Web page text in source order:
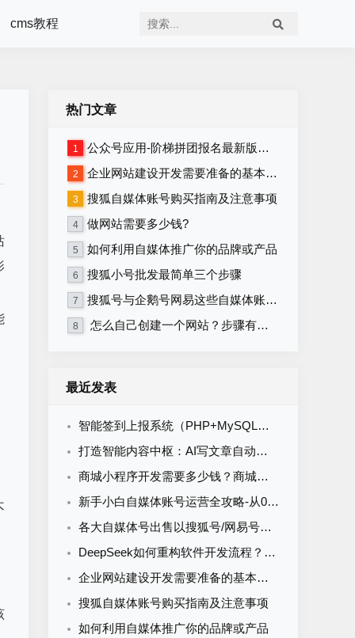
cms教程
热门文章
1 公众号应用-阶梯拼团报名最新版本源码程序
2 企业网站建设开发需要准备的基本资料
3 搜狐自媒体账号购买指南及注意事项
4 做网站需要多少钱?
5 如何利用自媒体推广你的品牌或产品
6 搜狐小号批发最简单三个步骤
7 搜狐号与企鹅号网易这些自媒体账号在哪里购买？
8 怎么自己创建一个网站？步骤有哪些？
最近发表
智能签到上报系统（PHP+MySQL）食堂/企业/学校多场景通用
打造智能内容中枢：AI写文章自动发布系统的定制开发
商城小程序开发需要多少钱？商城小程序开发收费标准
新手小白自媒体账号运营全攻略-从0到1打造购买自媒体账号网易搜索知乎百家号
各大自媒体号出售以搜狐号/网易号为核心的流量与排名解析
DeepSeek如何重构软件开发流程？AI驱动优化的5大实战场景解析
企业网站建设开发需要准备的基本资料
搜狐自媒体账号购买指南及注意事项
如何利用自媒体推广你的品牌或产品